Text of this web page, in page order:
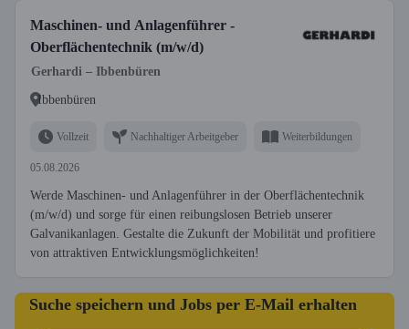
Maschinen- und Anlagenführer -
Oberflächentechnik (m/w/d)
Gerhardi – Ibbenbüren
Ibbenbüren
Vollzeit Nachhaltiger Arbeitgeber Weiterbildungen
05.08.2026
Werde Maschinen- und Anlagenführer in der Oberflächentechnik
(m/w/d) und sorge für einen reibungslosen Betrieb unserer
Galvanikanlagen. Gestalte die Zukunft der Mobilität und profitiere
von attraktiven Entwicklungsmöglichkeiten!
Suche speichern und Jobs per E-Mail erhalten